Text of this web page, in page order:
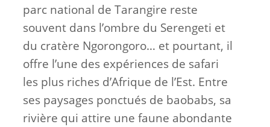
parc national de Tarangire reste
souvent dans l’ombre du Serengeti et
du cratère Ngorongoro… et pourtant, il
offre l’une des expériences de safari
les plus riches d’Afrique de l’Est. Entre
ses paysages ponctués de baobabs, sa
rivière qui attire une faune abondante